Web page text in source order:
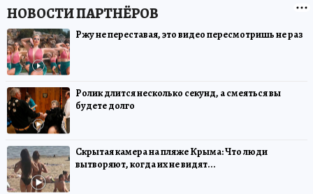
Ржу не переставая, это видео пересмотришь не раз
Ролик длится несколько секунд, а смеяться вы
будете долго
Скрытая камера на пляже Крыма: Что люди
вытворяют, когда их не видят...